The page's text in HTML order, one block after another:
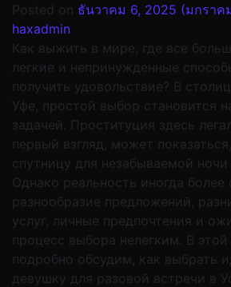
Posted on ธันวาคม 6, 2025 (มกราค
haxadmin
Как выжить в мире, где все
легкие и непринужденные
получить удовольствие? В
Уфе, простой выбор становится
задачей. Проституция здесь
первый взгляд, может
спутницу для незабываемой
Однако реальность иногда более
разнообразие предложений,
услуг, личные предпочтения и
процесс выбора нелегким. В этой
подробно обсудим, как выбрать
девушку для разовой встречи в